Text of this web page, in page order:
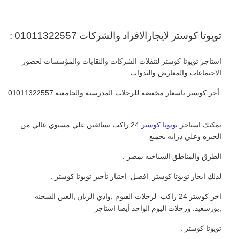
تويوتا كوستر لايجارالافراد والشركات 01011322557 :
استاجر تويوتا كوستر لتنقلات الشركات والنقابات والمؤسسات لحضور
الاجتماعات والمعارض والندوات .
أجر كوستر باسعار مخفضه للرحلات المدرسيه والجامعيه 01011322557
يمكنك استاجر تويوتا كوستر
24 راكب بسائقين علي مستوي عالي من
الخبره وعلي درايه بجميع
الطرق والمناطق السياحيه بمصر .
لذلك ايجار تويوتا كوستر افضل اختيار تأجير تويوتا كوستر .
اجر كوستر 24 راكب لرحلات الفيوم ,وادي الريان ,العين السخنه
,بورسعيد. ورحلات اليوم الواحد أيضا استاجر
تويوتا كوستر .